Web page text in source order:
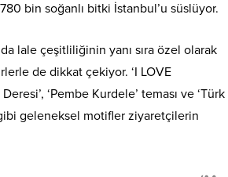
bin soğanlı bitki İstanbul’u süslüyor.
lale çeşitliliğinin yanı sıra özel olarak
de dikkat çekiyor. ‘I LOVE
Deresi’, ‘Pembe Kurdele’ teması ve ‘Türk
geleneksel motifler ziyaretçilerin